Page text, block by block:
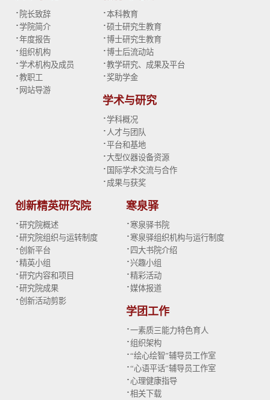
· 院长致辞
·学院简介
·年度报告
·组织机构
·学术机构及成员
·教职工
· 网站导游
·本科教育
·硕士研究生教育
·博士研究生教育
·博士后流动站
·教学研究、成果及平台
·奖助学金
学术与研究
·学科概况
· 人才与团队
·平台和基地
·大型仪器设备资源
· 国际学术交流与合作
· 成果与获奖
创新精英研究院
·研究院概述
·研究院组织与运转制度
·创新平台
·精英小组
·研究内容和项目
·研究院成果
·创新活动剪影
寒泉驿
· 寒泉驿书院
· 寒泉驿组织机构与运行制度
· 四大书院介绍
·兴趣小组
·精彩活动
·媒体报道
学团工作
·一素质三能力特色育人
·组织架构
·“绘心绘智”辅导员工作室
·“心语平话”辅导员工作室
·心理健康指导
·相关下载